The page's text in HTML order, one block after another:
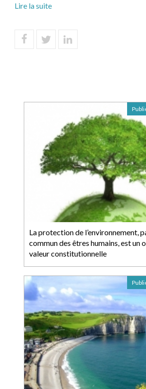
Lire la suite
La protection de l’environnement,
commun des êtres humains, est un
valeur constitutionnelle